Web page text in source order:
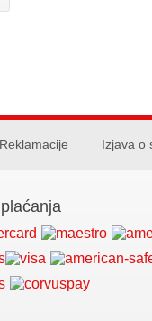
Reklamacije Izjava o